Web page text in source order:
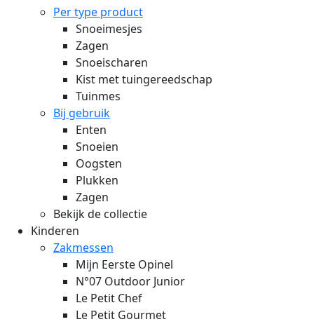
Per type product
Snoeimesjes
Zagen
Snoeischaren
Kist met tuingereedschap
Tuinmes
Bij gebruik
Enten
Snoeien
Oogsten
Plukken
Zagen
Bekijk de collectie
Kinderen
Zakmessen
Mijn Eerste Opinel
N°07 Outdoor Junior
Le Petit Chef
Le Petit Gourmet